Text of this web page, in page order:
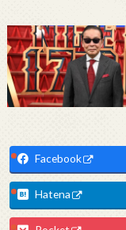
Facebook
Hatena